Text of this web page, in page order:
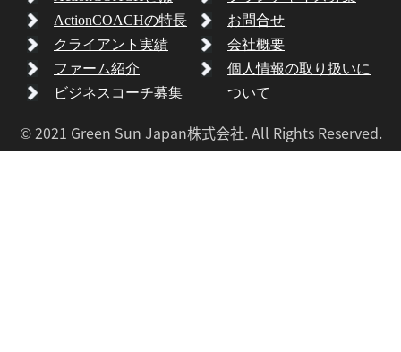
ActionCOACHの特長
クライアント実績
ファーム紹介
ビジネスコーチ募集
お問合せ
会社概要
個人情報の取り扱いに
ついて
© 2021 Green Sun Japan株式会社. All Rights Reserved.